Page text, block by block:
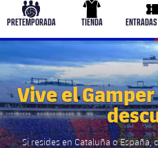
b-play culers-ball
PRETEMPORADA TIENDA
PLUSICON
MÁS
Primer equipo
Vive el
Si resides en Cataluña o España,